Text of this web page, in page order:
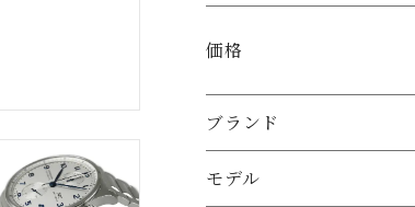
価格
ブランド
モデル